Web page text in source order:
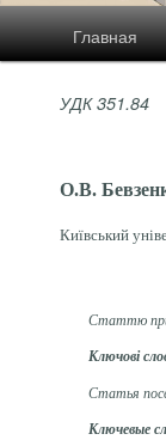
Главная
УДК 351.84
О.В.
Київський
Статтю
Ключові
Статья
Ключевые